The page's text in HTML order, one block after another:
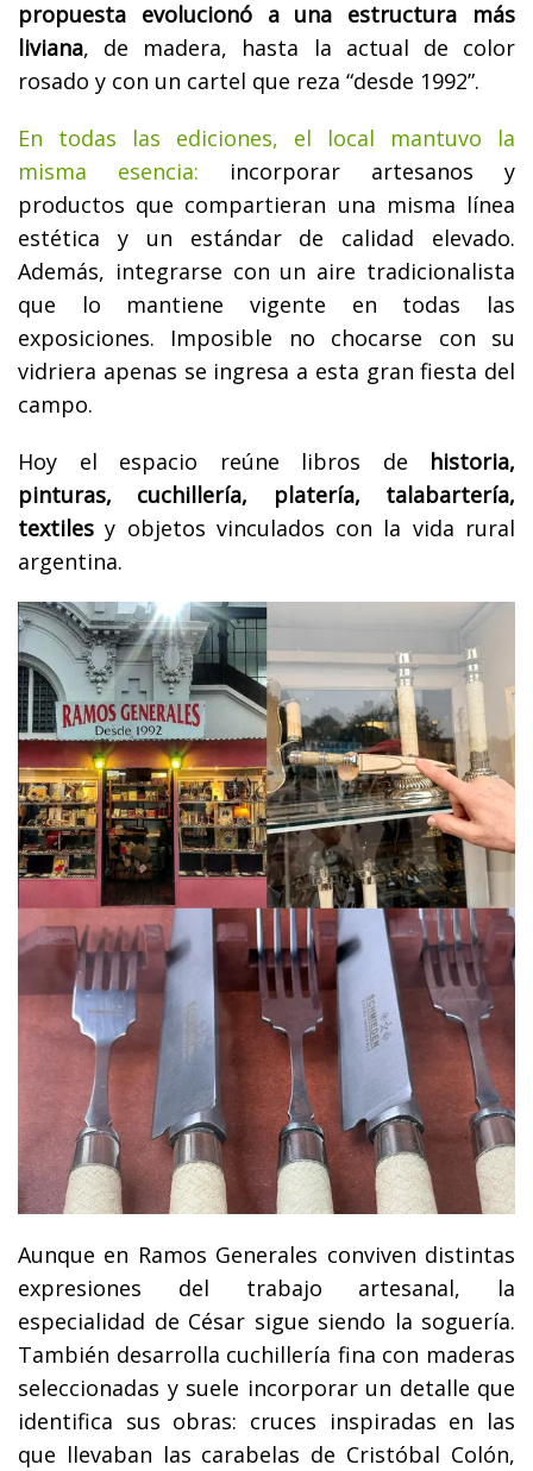
propuesta evolucionó a una estructura más
liviana, de madera, hasta la actual de color
rosado y con un cartel que reza “desde 1992”.
En todas las ediciones, el local mantuvo la
misma esencia: incorporar artesanos y
productos que compartieran una misma línea
estética y un estándar de calidad elevado.
Además, integrarse con un aire tradicionalista
que lo mantiene vigente en todas las
exposiciones. Imposible no chocarse con su
vidriera apenas se ingresa a esta gran fiesta del
campo.
Hoy el espacio reúne libros de historia,
pinturas, cuchillería, platería, talabartería,
textiles y objetos vinculados con la vida rural
argentina.
Aunque en Ramos Generales conviven distintas
expresiones del trabajo artesanal, la
especialidad de César sigue siendo la soguería.
También desarrolla cuchillería fina con maderas
seleccionadas y suele incorporar un detalle que
identifica sus obras: cruces inspiradas en las
que llevaban las carabelas de Cristóbal Colón,